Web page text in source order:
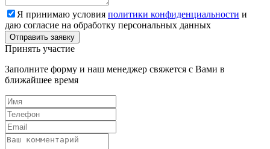
Я принимаю условия политики конфиденциальности и
даю согласие на обработку персональных данных
Принять участие
Заполните форму и наш менеджер свяжется с Вами в
ближайшее время